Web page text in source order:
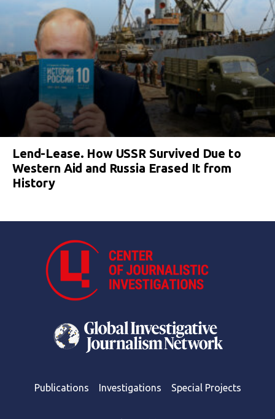
Lend-Lease. How USSR Survived Due to
Western Aid and Russia Erased It from
History
Publications Investigations Special Projects